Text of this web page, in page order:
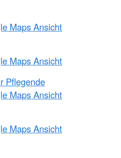
Maps Ansicht
Maps Ansicht
Pflegende
Maps Ansicht
Maps Ansicht